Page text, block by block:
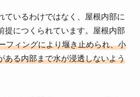
ているわけではなく、屋根内部に
提につくられています。屋根内部
フィングにより堰き止められ、小
ある内部まで水が浸透しないよう